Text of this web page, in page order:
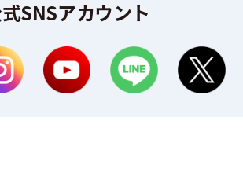
SNSアカウント